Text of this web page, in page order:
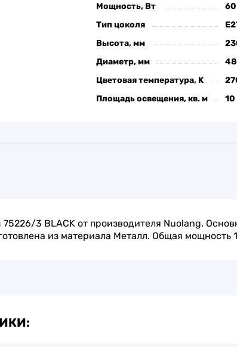
Мощность, Вт
60
Тип цоколя
Высота, мм
Диаметр, мм
Цветовая температура, K
Площадь освещения, кв. м
10
3 BLACK от производителя Nuolang.
из материала Металл. Общая мощность